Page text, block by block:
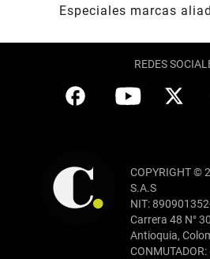
Especiales marcas
REDES
COPYRIGHT ©
S.A.S
NIT:
Carrera 48 N°
Antioquia,
CONMUTADOR: